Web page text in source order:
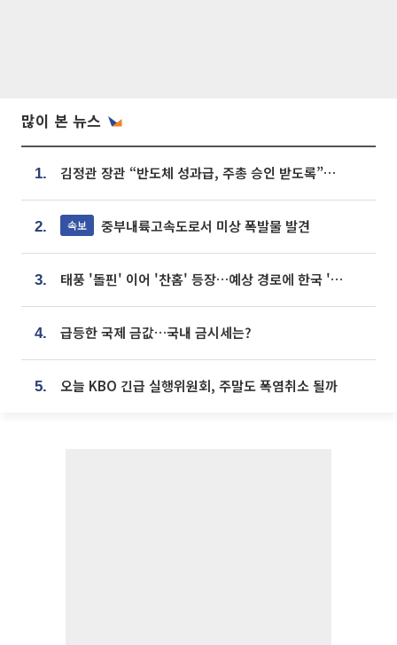
많이 본 뉴스
1. 김정관 장관 “반도체 성과급, 주총 승인 받도록”…상법·자본시장법 개정 시사
2. 속보 중부내륙고속도로서 미상 폭발물 발견
3. 태풍 '돌핀' 이어 '찬홈' 등장…예상 경로에 한국 '한숨'
4. 급등한 국제 금값…국내 금시세는?
5. 오늘 KBO 긴급 실행위원회, 주말도 폭염취소 될까